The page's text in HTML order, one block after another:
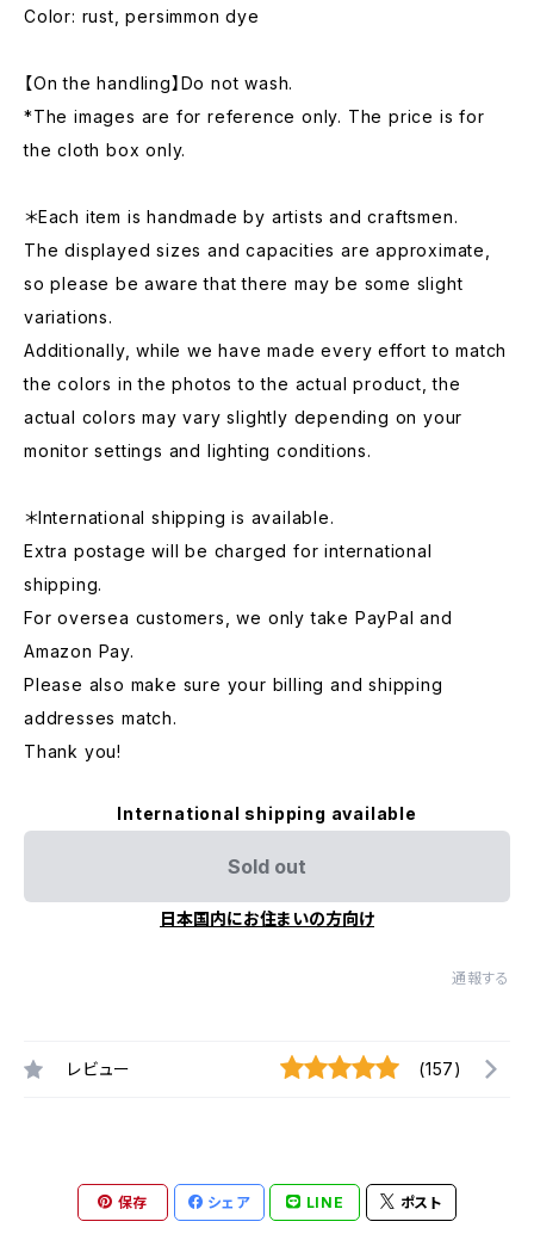
Color: rust, persimmon dye
【On the handling】Do not wash.
*The images are for reference only. The price is for
the cloth box only.
＊Each item is handmade by artists and craftsmen.
The displayed sizes and capacities are approximate,
so please be aware that there may be some slight
variations.
Additionally, while we have made every effort to match
the colors in the photos to the actual product, the
actual colors may vary slightly depending on your
monitor settings and lighting conditions.
＊International shipping is available.
Extra postage will be charged for international
shipping.
For oversea customers, we only take PayPal and
Amazon Pay.
Please also make sure your billing and shipping
addresses match.
Thank you!
International shipping available
Sold out
日本国内にお住まいの方向け
通報する
レビュー (157)
保存 シェア LINE ポスト